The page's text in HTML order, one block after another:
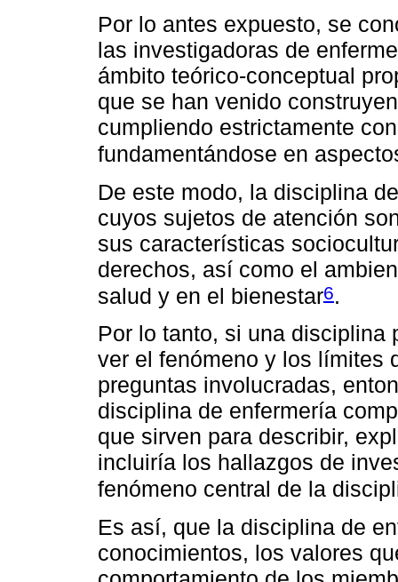
Por lo antes expuesto, se
las investigadoras de
ámbito teórico-conceptual
que se han venido
cumpliendo estrictamente
fundamentándose en
De este modo, la disciplina
cuyos sujetos de atención
sus características
derechos, así como el
salud y en el bienestar6.
Por lo tanto, si una disciplina
ver el fenómeno y los límites
preguntas involucradas,
disciplina de enfermería
que sirven para describir,
incluiría los hallazgos de
fenómeno central de la
Es así, que la disciplina de
conocimientos, los valores